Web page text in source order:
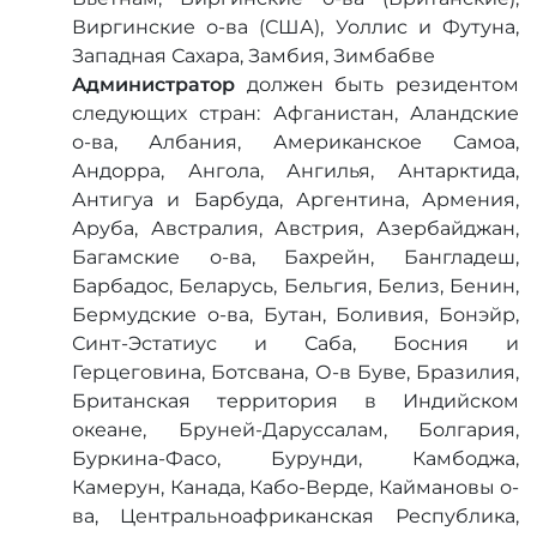
Виргинские о-ва (США), Уоллис и Футуна,
Западная Сахара, Замбия, Зимбабве
Администратор должен быть резидентом
следующих стран: Афганистан, Аландские
о-ва, Албания, Американское Самоа,
Андорра, Ангола, Ангилья, Антарктида,
Антигуа и Барбуда, Аргентина, Армения,
Аруба, Австралия, Австрия, Азербайджан,
Багамские о-ва, Бахрейн, Бангладеш,
Барбадос, Беларусь, Бельгия, Белиз, Бенин,
Бермудские о-ва, Бутан, Боливия, Бонэйр,
Синт-Эстатиус и Саба, Босния и
Герцеговина, Ботсвана, О-в Буве, Бразилия,
Британская территория в Индийском
океане, Бруней-Даруссалам, Болгария,
Буркина-Фасо, Бурунди, Камбоджа,
Камерун, Канада, Кабо-Верде, Каймановы о-
ва, Центральноафриканская Республика,